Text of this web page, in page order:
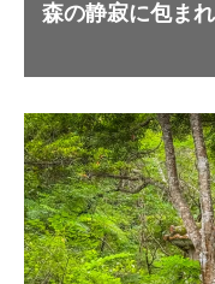
森の静寂に包ま